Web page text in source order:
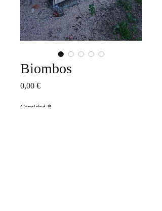
Biombos
0,00 €Precio
Cantidad *